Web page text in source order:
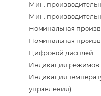
Мин.
Мин.
Номинальная
Номинальная
Цифровой дисплей
Индикация режимов
Индикация
управления)